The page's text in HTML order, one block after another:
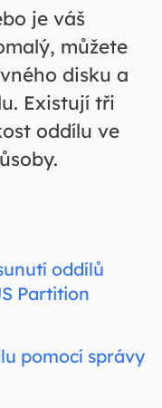
je váš
můžete
disku a
Existují tři
oddílu ve
oddílů
Partition
pomocí správy